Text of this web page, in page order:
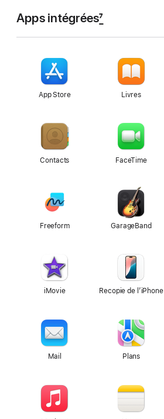
Apps intégrées7
App Store Livres
Contacts FaceTime
Freeform GarageBand
iMovie Recopie de l’iPhone
Mail Plans